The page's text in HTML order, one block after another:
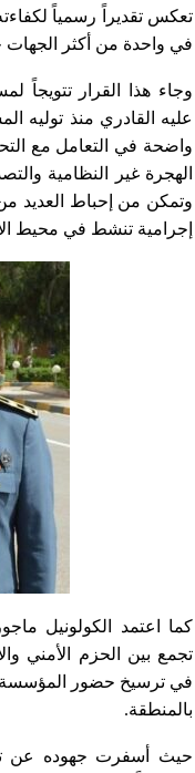
تعكس تقديراً رسمياً
في واحدة من أكثر الجهات
وجاء هذا القرار تتويجاً
واضحة في التعامل مع
الهجرة غير النظامية
وتمكن من إحباط العديد
إجرامية تنشط في محيط
كما اعتمد الكولونيل
تجمع بين الحزم الأمني
في ترسيخ حضور المؤسسة
بالمنطقة.
حيث أسفرت جهوده عن